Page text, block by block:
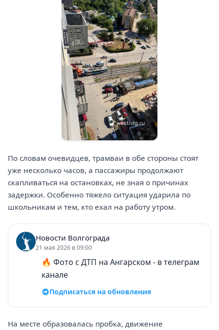
По словам очевидцев, трамваи в обе стороны стоят
уже несколько часов, а пассажиры продолжают
скапливаться на остановках, не зная о причинах
задержки. Особенно тяжело ситуация ударила по
школьникам и тем, кто ехал на работу утром.
Новости Волгограда
21 мая 2026 в 09:00
🔥 Фото с ДТП на Ангарском - в телеграм
канале
Подписаться на обновления
На месте образовалась пробка, движение